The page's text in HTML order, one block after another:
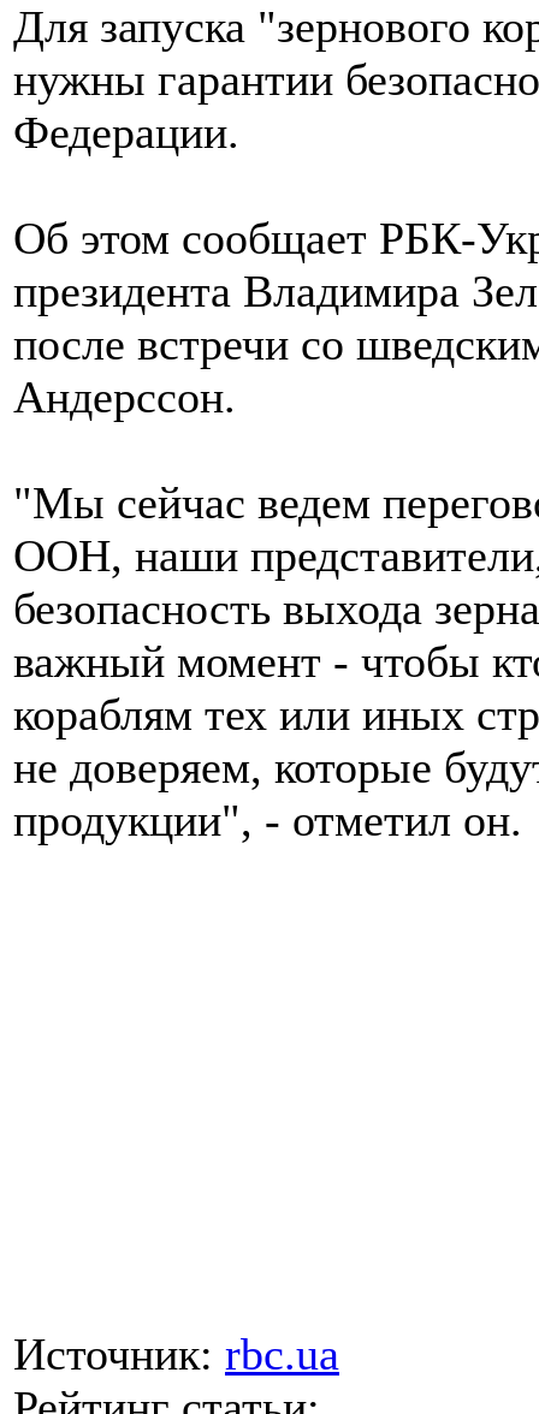
Для запуска "зернового
нужны гарантии
Федерации.
Об этом сообщает РБК-
президента Владимира
после встречи со
Андерссон.
"Мы сейчас ведем
ООН, наши
безопасность выхода
важный момент - чтобы
кораблям тех или иных
не доверяем, которые
продукции", - отметил он.
Источник: rbc.ua